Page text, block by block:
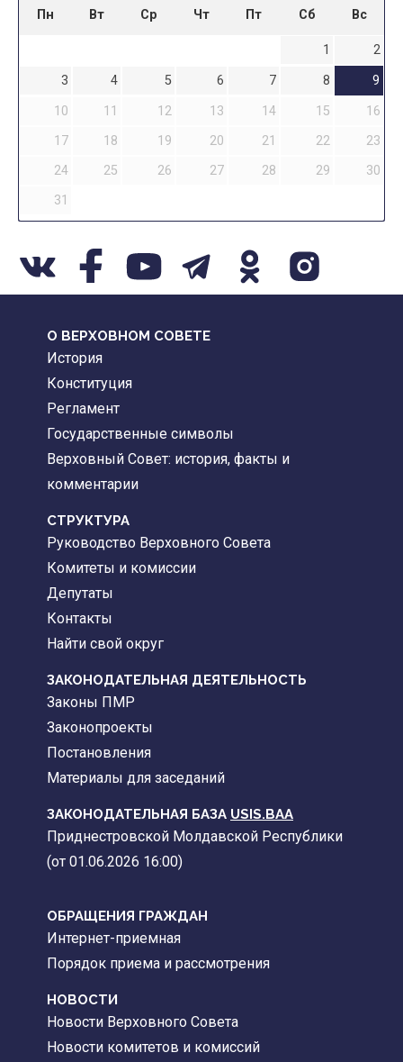
Пн Вт Ср Чт Пт Сб Вс
1
2
3
4 5 6 7 8
9
10
11 12 13 14 15
16
17
18 19 20 21 22
23
24
25 26 27 28 29
30
31
О ВЕРХОВНОМ СОВЕТЕ
История
Конституция
Регламент
Государственные символы
Верховный Совет: история, факты и
комментарии
CТРУКТУРА
Руководство Верховного Совета
Комитеты и комиссии
Депутаты
Контакты
Найти свой округ
ЗАКОНОДАТЕЛЬНАЯ ДЕЯТЕЛЬНОСТЬ
Законы ПМР
Законопроекты
Постановления
Материалы для заседаний
ЗАКОНОДАТЕЛЬНАЯ БАЗА USIS.BAA
Приднестровской Молдавской Республики
(от 01.06.2026 16:00)
ОБРАЩЕНИЯ ГРАЖДАН
Интернет-приемная
Порядок приема и рассмотрения
НОВОСТИ
Новости Верховного Совета
Новости комитетов и комиссий